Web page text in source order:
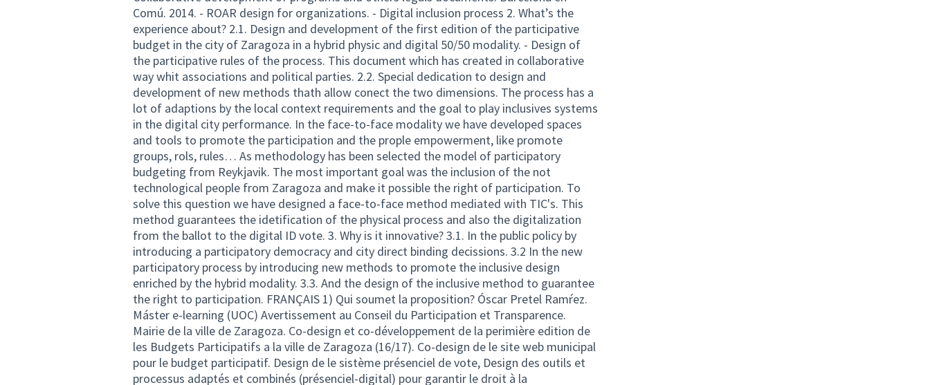
Comú. 2014. - ROAR design for organizations. - Digital inclusion process 2. What’s the
experience about? 2.1. Design and development of the first edition of the participative
budget in the city of Zaragoza in a hybrid physic and digital 50/50 modality. - Design of
the participative rules of the process. This document which has created in collaborative
way whit associations and political parties. 2.2. Special dedication to design and
development of new methods thath allow conect the two dimensions. The process has a
lot of adaptions by the local context requirements and the goal to play inclusives systems
in the digital city performance. In the face-to-face modality we have developed spaces
and tools to promote the participation and the prople empowerment, like promote
groups, rols, rules… As methodology has been selected the model of participatory
budgeting from Reykjavik. The most important goal was the inclusion of the not
technological people from Zaragoza and make it possible the right of participation. To
solve this question we have designed a face-to-face method mediated with TIC's. This
method guarantees the idetification of the physical process and also the digitalization
from the ballot to the digital ID vote. 3. Why is it innovative? 3.1. In the public policy by
introducing a participatory democracy and city direct binding decissions. 3.2 In the new
participatory process by introducing new methods to promote the inclusive design
enriched by the hybrid modality. 3.3. And the design of the inclusive method to guarantee
the right to participation. FRANÇAIS 1) Qui soumet la proposition? Óscar Pretel Ramŕez.
Máster e-learning (UOC) Avertissement au Conseil du Participation et Transparence.
Mairie de la ville de Zaragoza. Co-design et co-développement de la perimière edition de
les Budgets Participatifs a la ville de Zaragoza (16/17). Co-design de le site web municipal
pour le budget participatif. Design de le sistème présenciel de vote, Design des outils et
processus adaptés et combinés (présenciel-digital) pour garantir le droit à la